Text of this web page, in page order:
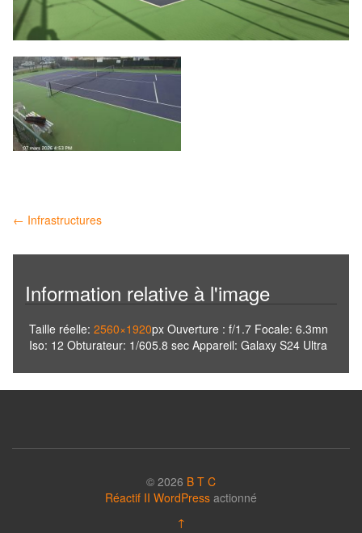
Navigation
articles
← Infrastructures
Information relative à l'image
Taille réelle: 2560×1920px Ouverture : f/1.7 Focale: 6.3mn
Iso: 12 Obturateur: 1/605.8 sec Appareil: Galaxy S24 Ultra
© 2026 B T C
Réactif II WordPress actionné
↑